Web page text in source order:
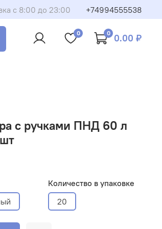
с 8:00 до 23:00 +74994555538
0 0 0.00 ₽
с ручками ПНД 60 л
Количество в упаковке
20